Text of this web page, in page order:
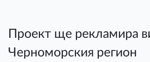
Проект ще рекламира
Черноморския регион